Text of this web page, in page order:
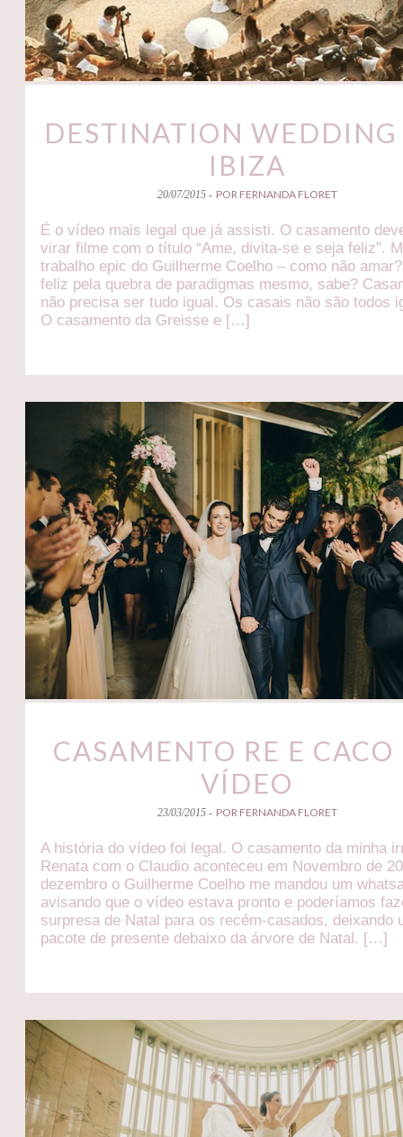
DESTINATION
IBIZA
20/07/2015 - POR FERNANDA FLORET
É o vídeo mais legal que já assisti. O casamento
virar filme com o título “Ame, divita-se e seja feliz”.
trabalho epic do Guilherme Coelho – como não
feliz pela quebra de paradigmas mesmo, sabe?
não precisa ser tudo igual. Os casais não são todos
O casamento da Greisse e […]
CASAMENTO RE E CACO
VÍDEO
23/03/2015 - POR FERNANDA FLORET
A história do vídeo foi legal. O casamento da minha
Renata com o Claudio aconteceu em Novembro de
dezembro o Guilherme Coelho me mandou um
avisando que o vídeo estava pronto e poderíamos
surpresa de Natal para os recém-casados, deixando
pacote de presente debaixo da árvore de Natal. […]